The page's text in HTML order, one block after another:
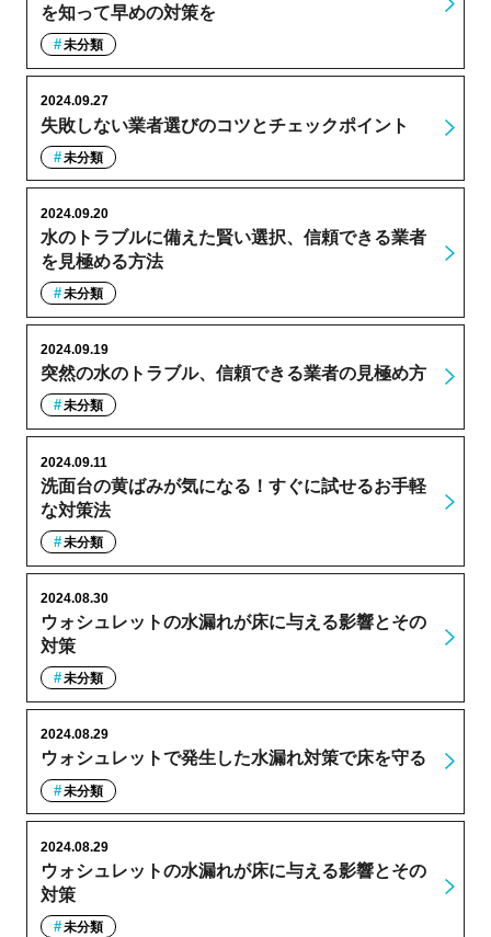
を知って早めの対策を
未分類
失敗しない業者選びのコツとチェックポイント
2024.09.27
未分類
水のトラブルに備えた賢い選択、信頼できる業者
を見極める方法
2024.09.20
未分類
突然の水のトラブル、信頼できる業者の見極め方
2024.09.19
未分類
洗面台の黄ばみが気になる！すぐに試せるお手軽
な対策法
2024.09.11
未分類
ウォシュレットの水漏れが床に与える影響とその
対策
2024.08.30
未分類
ウォシュレットで発生した水漏れ対策で床を守る
2024.08.29
未分類
ウォシュレットの水漏れが床に与える影響とその
対策
2024.08.29
未分類